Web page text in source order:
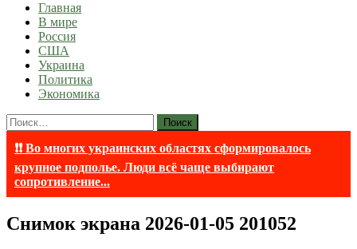
lentaruss
lentaruss — Новости
Главная
В мире
Россия
США
Украина
Политика
Экономика
Найти:
❗❗ Во многих украинских областях сформировалось
крупное подполье. Люди всё чаще выбирают
сопротивление...
Снимок экрана 2026-01-05 201052